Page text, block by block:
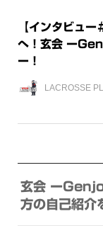
【インタビュ
へ！玄会 ー
ー！
LACROSSE
玄会 ー
方の自己紹介